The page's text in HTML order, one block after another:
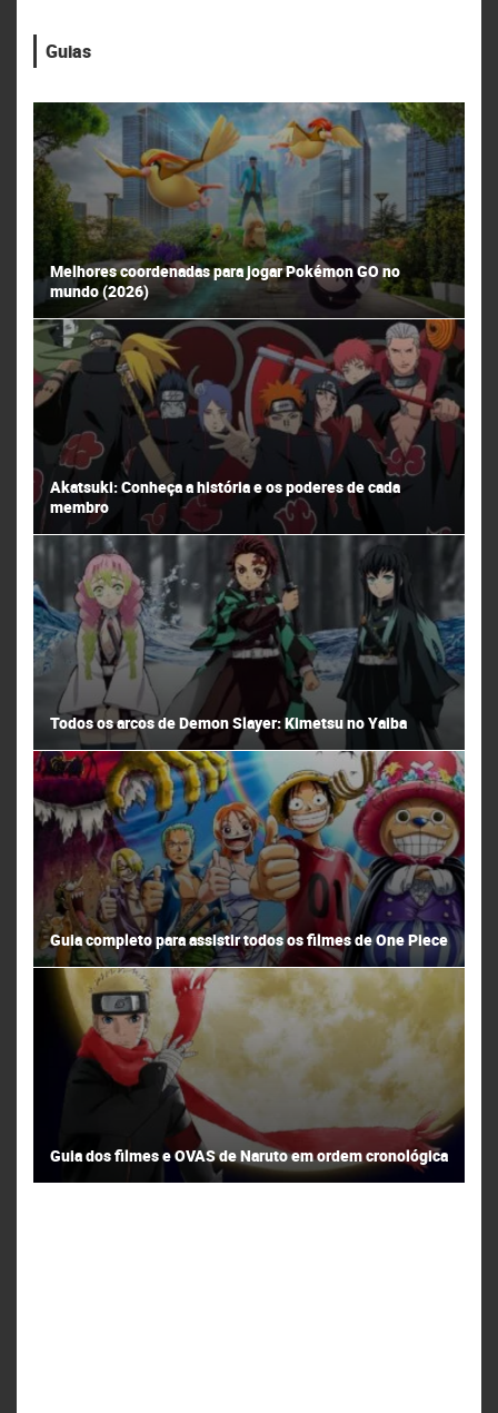
Guias
Melhores coordenadas para jogar Pokémon GO no
mundo (2026)
Akatsuki: Conheça a história e os poderes de cada
membro
Todos os arcos de Demon Slayer: Kimetsu no Yaiba
Guia completo para assistir todos os filmes de One Piece
Guia dos filmes e OVAS de Naruto em ordem cronológica